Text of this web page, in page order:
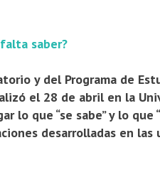
falta saber?
y del Programa de
el 28 de abril en la
lo que “se sabe” y lo que
desarrolladas en